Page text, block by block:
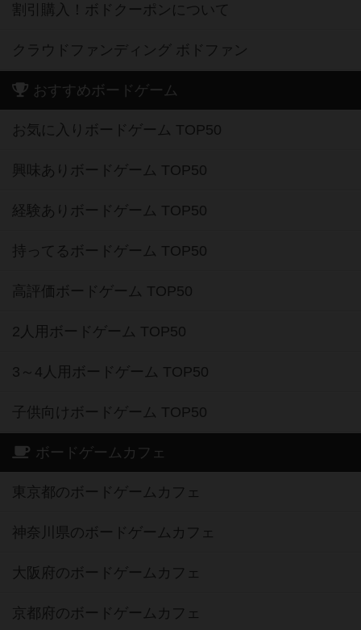
割引購入！ボドクーポンについて
クラウドファンディング ボドファン
おすすめボードゲーム
お気に入りボードゲーム TOP50
興味ありボードゲーム TOP50
経験ありボードゲーム TOP50
持ってるボードゲーム TOP50
高評価ボードゲーム TOP50
2人用ボードゲーム TOP50
3～4人用ボードゲーム TOP50
子供向けボードゲーム TOP50
ボードゲームカフェ
東京都のボードゲームカフェ
神奈川県のボードゲームカフェ
大阪府のボードゲームカフェ
京都府のボードゲームカフェ